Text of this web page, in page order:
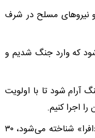
و نیروهای مسلح در شرف
شود که وارد جنگ شدیم و
آرام شود تا با اولویت
اجرا کنیم.
بنابراین گزارش، مبلغ اعتبار ایرانیان که با عنوان «افرا» شناخته می‌شود، ۳۰